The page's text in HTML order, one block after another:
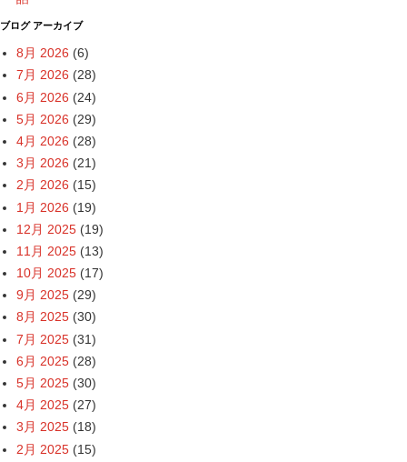
ブログ アーカイブ
8月 2026 (6)
7月 2026 (28)
6月 2026 (24)
5月 2026 (29)
4月 2026 (28)
3月 2026 (21)
2月 2026 (15)
1月 2026 (19)
12月 2025 (19)
11月 2025 (13)
10月 2025 (17)
9月 2025 (29)
8月 2025 (30)
7月 2025 (31)
6月 2025 (28)
5月 2025 (30)
4月 2025 (27)
3月 2025 (18)
2月 2025 (15)